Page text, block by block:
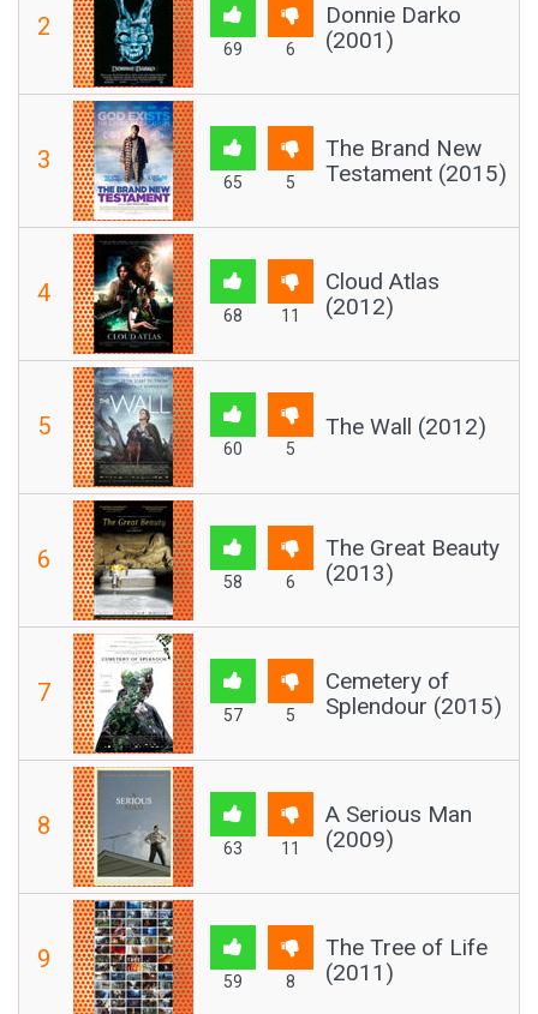
2
69 6
Donnie Darko
(2001)
3
65 5
The Brand New
Testament (2015)
4
68 11
Cloud Atlas
(2012)
5
60 5
The Wall (2012)
6
58 6
The Great Beauty
(2013)
7
57 5
Cemetery of
Splendour (2015)
8
63 11
A Serious Man
(2009)
9
59 8
The Tree of Life
(2011)